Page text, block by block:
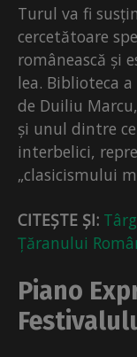
Turul va fi
cercetătoare
românească și
lea. Biblioteca
de Duiliu
și unul dintre
interbelici,
„clasicismului
CITEȘTE ȘI:
Țăranului
Piano